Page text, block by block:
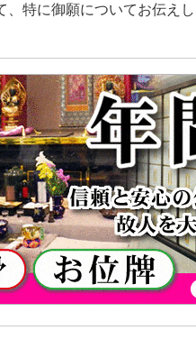
特に御願についてお伝えし